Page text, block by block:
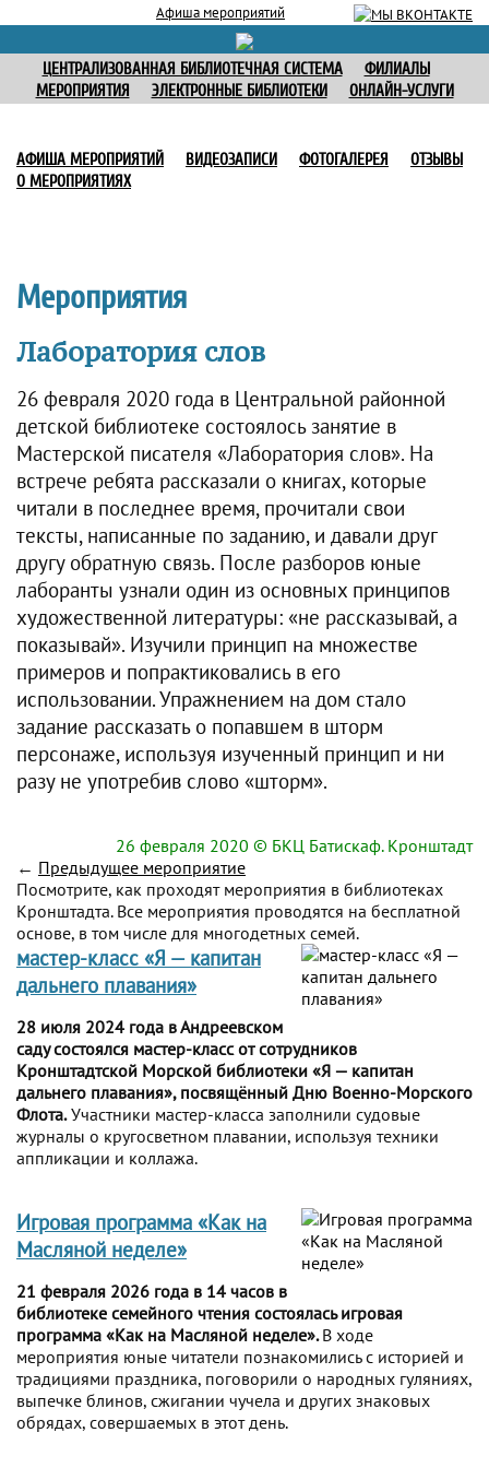
Афиша мероприятий
ЦЕНТРАЛИЗОВАННАЯ БИБЛИОТЕЧНАЯ СИСТЕМА
ФИЛИАЛЫ
МЕРОПРИЯТИЯ
ЭЛЕКТРОННЫЕ БИБЛИОТЕКИ ОНЛАЙН-УСЛУГИ
АФИША МЕРОПРИЯТИЙ ВИДЕОЗАПИСИ ФОТОГАЛЕРЕЯ
ОТЗЫВЫ
О МЕРОПРИЯТИЯХ
Мероприятия
Лаборатория слов
26 февраля 2020 года в Центральной районной
детской библиотеке состоялось занятие в
Мастерской писателя «Лаборатория слов». На
встрече ребята рассказали о книгах, которые
читали в последнее время, прочитали свои
тексты, написанные по заданию, и давали друг
другу обратную связь. После разборов юные
лаборанты узнали один из основных принципов
художественной литературы: «не рассказывай, а
показывай». Изучили принцип на множестве
примеров и попрактиковались в его
использовании. Упражнением на дом стало
задание рассказать о попавшем в шторм
персонаже, используя изученный принцип и ни
разу не употребив слово «шторм».
26 февраля 2020 © БКЦ Батискаф. Кронштадт
← Предыдущее мероприятие
Посмотрите, как проходят мероприятия в библиотеках
Кронштадта. Все мероприятия проводятся на бесплатной
основе, в том числе для многодетных семей.
мастер-класс «Я — капитан
дальнего плавания»
28 июля 2024 года в Андреевском
саду состоялся мастер-класс от сотрудников
Кронштадтской Морской библиотеки «Я — капитан
дальнего плавания», посвящённый Дню Военно-Морского
Флота.Участники мастер-класса заполнили судовые
журналы о кругосветном плавании, используя техники
аппликации и коллажа.
Игровая программа «Как на
Масляной неделе»
21 февраля 2026 года в 14 часов в
библиотеке семейного чтения состоялась игровая
программа «Как на Масляной неделе».В ходе
мероприятия юные читатели познакомились с историей и
традициями праздника, поговорили о народных гуляниях,
выпечке блинов, сжигании чучела и других знаковых
обрядах, совершаемых в этот день.